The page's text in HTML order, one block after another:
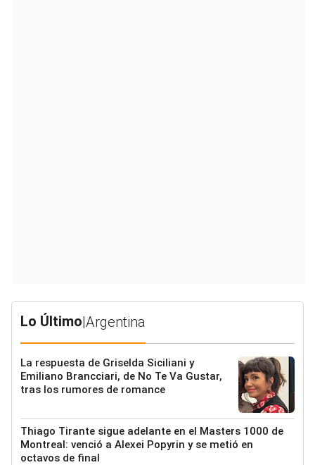
Lo Último|Argentina
La respuesta de Griselda Siciliani y
Emiliano Brancciari, de No Te Va Gustar,
tras los rumores de romance
Thiago Tirante sigue adelante en el Masters 1000 de
Montreal: venció a Alexei Popyrin y se metió en
octavos de final